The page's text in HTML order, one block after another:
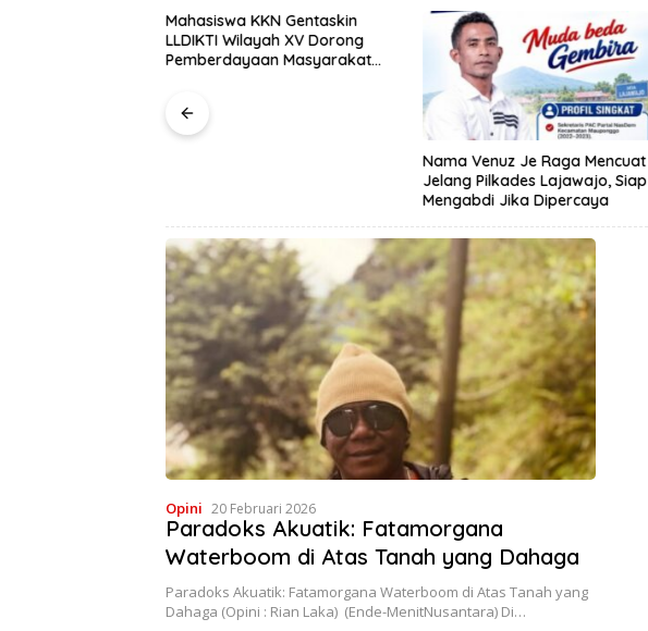
Mahasiswa KKN Gentaskin
LLDIKTI Wilayah XV Dorong
Pemberdayaan Masyarakat
Nama Venuz Je Raga Mencuat
Jelang Pilkades Lajawajo, Siap
Mengabdi Jika Dipercaya
Opini 20 Februari 2026
Paradoks Akuatik: Fatamorgana
Waterboom di Atas Tanah yang Dahaga
Paradoks Akuatik: Fatamorgana Waterboom di Atas Tanah yang
Dahaga (Opini : Rian Laka) (Ende-MenitNusantara) Di…